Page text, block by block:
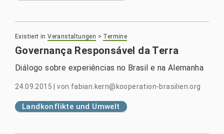
Existiert in Veranstaltungen > Termine
Governança Responsável da Terra
Diálogo sobre experiências no Brasil e na Alemanha
24.09.2015 |von fabian.kern@kooperation-brasilien.org
Landkonflikte und Umwelt